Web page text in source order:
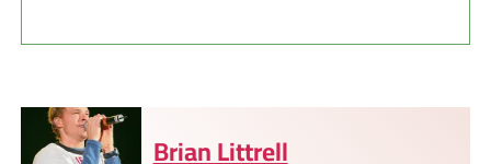
Brian Littrell